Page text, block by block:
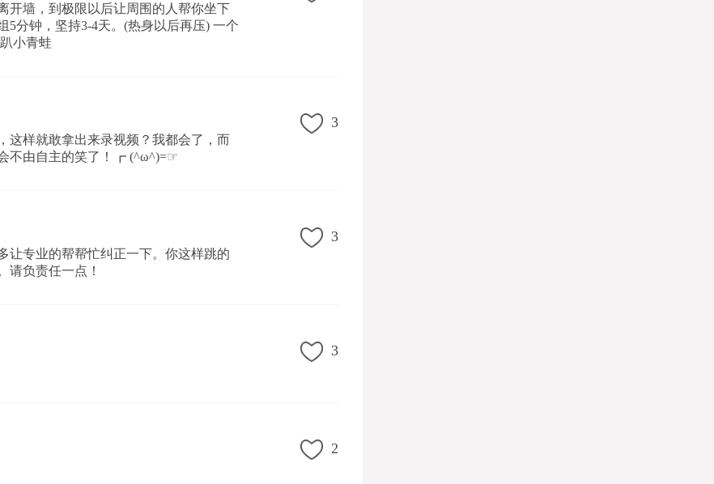
开墙，到极限以后让周围的人帮你坐下
5分钟，坚持3-4天。(热身以后再压) 一个
小青蛙
这样就敢拿出来录视频？我都会了，而
不由自主的笑了！┏ (^ω^)=☞
3
让专业的帮帮忙纠正一下。你这样跳的
请负责任一点！
3
3
2